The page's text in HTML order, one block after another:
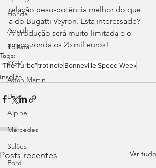
Honda
Abarth
Polestar
KGM
Aston Martin
Dicas
Alpine
Mercedes
Salões
Ford
relação peso-potência melhor do que
a do Bugatti Veyron. Está interessado?
A produção será muito limitada e o
preço ronda os 25 mil euros!
Tags:
“The Turbo”trotineteBonneville Speed Week
Insólito
Posts recentes Ver tudo